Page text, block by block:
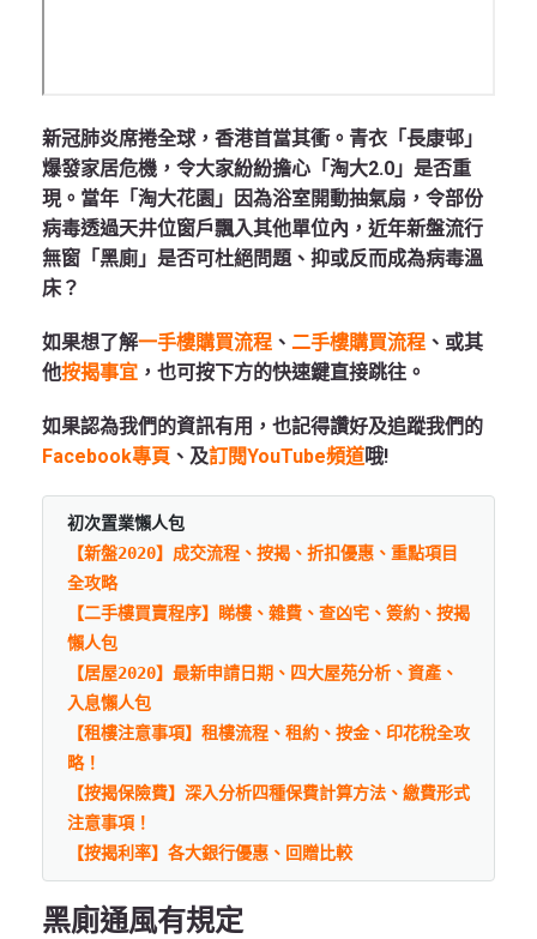
新冠肺炎席捲全球，香港首當其衝。青衣「長康邨」
爆發家居危機，令大家紛紛擔心「淘大2.0」是否重
現。當年「淘大花園」因為浴室開動抽氣扇，令部份
病毒透過天井位窗戶飄入其他單位內，近年新盤流行
無窗「黑廁」是否可杜絕問題、抑或反而成為病毒溫
床？
如果想了解一手樓購買流程 、 二手樓購買流程 、或其
他按揭事宜 ，也可按下方的快速鍵直接跳往。
如果認為我們的資訊有用，也記得讚好及追蹤我們的
Facebook專頁 、及訂閱YouTube頻道哦!
初次置業懶人包
【新盤2020】成交流程、按揭、折扣優惠、重點項目
全攻略
【二手樓買賣程序】睇樓、雜費、查凶宅、簽約、按揭
懶人包
【居屋2020】最新申請日期、四大屋苑分析、資產、
入息懶人包
【租樓注意事項】租樓流程、租約、按金、印花稅全攻
略！
【按揭保險費】深入分析四種保費計算方法、繳費形式
注意事項！
【按揭利率】各大銀行優惠、回贈比較
黑廁通風有規定